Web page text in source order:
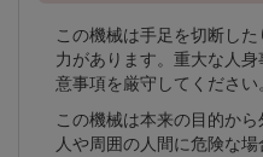
この機械は手足を切断し
力があります。重大な人
意事項を厳守してください。
この機械は本来の目的か
人や周囲の人間に危険な場